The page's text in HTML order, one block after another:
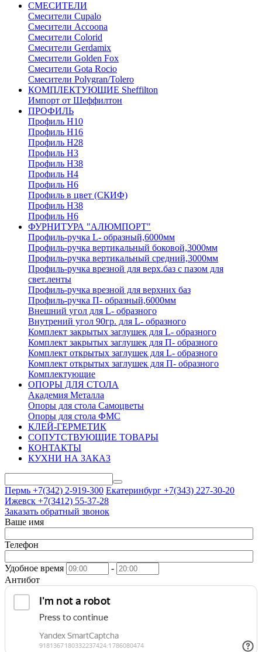
СМЕСИТЕЛИ
Cмесители Cupalo
Смесители Accoona
Смесители Colorid
Смесители Gerdamix
Смесители Golden Fox
Смесители Gota Rocio
Смесители Polygran/Tolero
КОМПЛЕКТУЮЩИЕ Sheffilton
Импорт от Шеффилтон
ПРОФИЛЬ
Профиль H10
Профиль H16
Профиль H28
Профиль H3
Профиль H38
Профиль H4
Профиль H6
Профиль в цвет (СКИФ)
Профиль H38
Профиль H6
ФУРНИТУРА "АЛЮМПОРТ"
Профиль-ручка L- образный,6000мм
Профиль-ручка вертикальный боковой,3000мм
Профиль-ручка вертикальный средний,3000мм
Профиль-ручка врезной для верх.баз с пазом для
свет.ленты
Профиль-ручка врезной для верхних баз
Профиль-ручка П- образный,6000мм
Внешний угол для L- образного
Внутрений угол 90гр. для L- образного
Комплект закрытых заглушек для L- образного
Комплект закрытых заглушек для П- образного
Комплект открытых заглушек для L- образного
Комплект открытых заглушек для П- образного
Комплектующие
ОПОРЫ ДЛЯ СТОЛА
Академия Металла
Опоры для стола Самоцветы
Опоры для стола ФМС
КЛЕЙ-ГЕРМЕТИК
СОПУТСТВУЮЩИЕ ТОВАРЫ
КОНТАКТЫ
КУХНИ НА ЗАКАЗ
Пермь +7(342) 2-919-300 Екатеринбург +7(343) 227-30-20
Ижевск +7(3412) 55-37-28
Заказать обратный звонок
Ваше имя
Телефон
Удобное время
-
Антибот